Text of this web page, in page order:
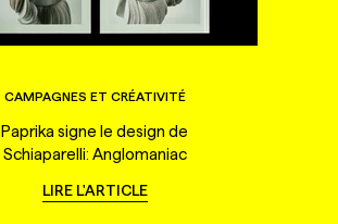
CAMPAGNES ET CRÉATIVITÉ
Paprika signe le design de
Schiaparelli: Anglomaniac
LIRE L'ARTICLE